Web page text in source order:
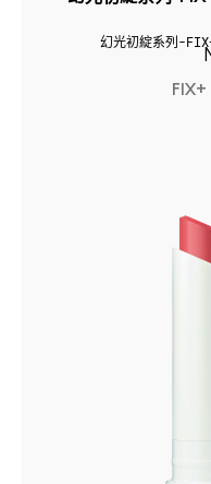
幻光初綻系列-
FIX+